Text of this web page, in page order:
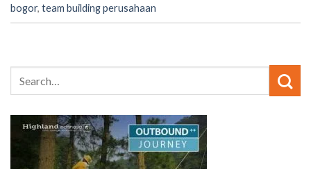
bogor, team building perusahaan